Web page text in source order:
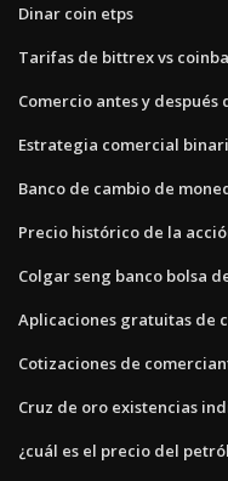
Dinar coin etps
Tarifas de bittrex vs
Comercio antes y después
Estrategia comercial
Banco de cambio de
Precio histórico de la
Colgar seng banco bolsa
Aplicaciones gratuitas de
Cotizaciones de
Cruz de oro existencias
¿cuál es el precio del